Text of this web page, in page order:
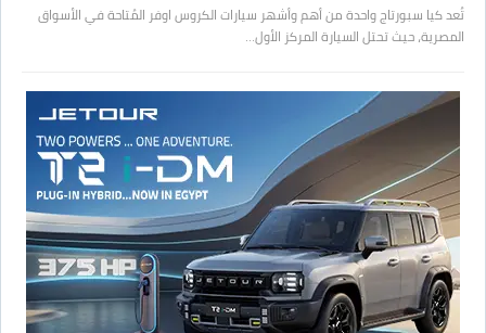
تُعد كيا سبورتاج واحدة من أهم وأشهر سيارات الكروس اوفر المُتاحة في الأسواق
المصرية، حيث تحتل السيارة المركز الأول…